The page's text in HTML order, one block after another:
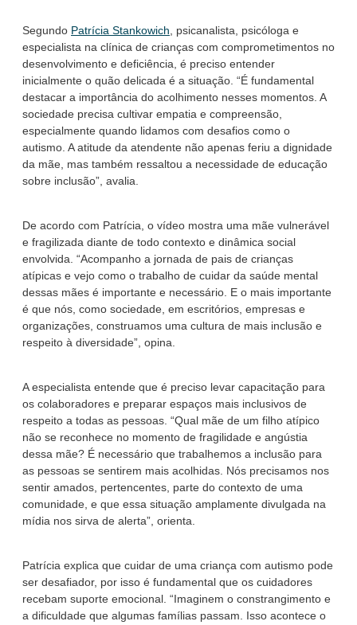
Segundo Patrícia Stankowich , psicanalista, psicóloga e
especialista na clínica de crianças com comprometimentos no
desenvolvimento e deficiência, é preciso entender
inicialmente o quão delicada é a situação. “É fundamental
destacar a importância do acolhimento nesses momentos. A
sociedade precisa cultivar empatia e compreensão,
especialmente quando lidamos com desafios como o
autismo. A atitude da atendente não apenas feriu a dignidade
da mãe, mas também ressaltou a necessidade de educação
sobre inclusão”, avalia.
De acordo com Patrícia, o vídeo mostra uma mãe vulnerável
e fragilizada diante de todo contexto e dinâmica social
envolvida. “Acompanho a jornada de pais de crianças
atípicas e vejo como o trabalho de cuidar da saúde mental
dessas mães é importante e necessário. E o mais importante
é que nós, como sociedade, em escritórios, empresas e
organizações, construamos uma cultura de mais inclusão e
respeito à diversidade”, opina.
A especialista entende que é preciso levar capacitação para
os colaboradores e preparar espaços mais inclusivos de
respeito a todas as pessoas. “Qual mãe de um filho atípico
não se reconhece no momento de fragilidade e angústia
dessa mãe? É necessário que trabalhemos a inclusão para
as pessoas se sentirem mais acolhidas. Nós precisamos nos
sentir amados, pertencentes, parte do contexto de uma
comunidade, e que essa situação amplamente divulgada na
mídia nos sirva de alerta”, orienta.
Patrícia explica que cuidar de uma criança com autismo pode
ser desafiador, por isso é fundamental que os cuidadores
recebam suporte emocional. “Imaginem o constrangimento e
a dificuldade que algumas famílias passam. Isso acontece o